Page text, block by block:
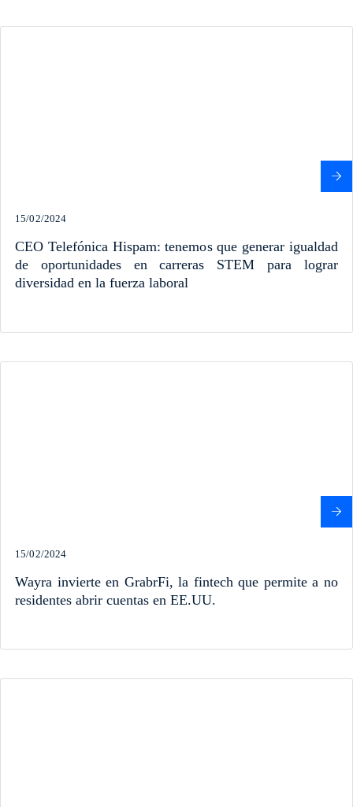
15/02/2024
CEO Telefónica Hispam: tenemos que generar igualdad
de oportunidades en carreras STEM para lograr
diversidad en la fuerza laboral
15/02/2024
Wayra invierte en GrabrFi, la fintech que permite a no
residentes abrir cuentas en EE.UU.